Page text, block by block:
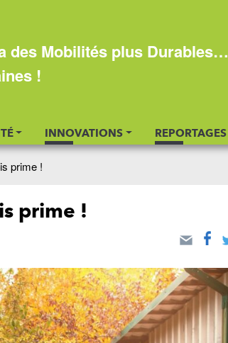
des Mobilités plus Durables…
!
INNOVATIONS REPORTAGES
prime !
prime !